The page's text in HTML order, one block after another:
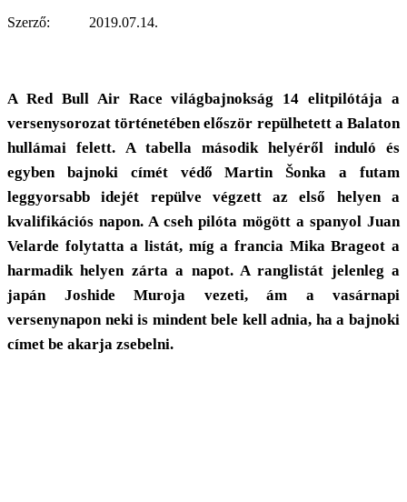
Szerző: 2019.07.14.
A Red Bull Air Race világbajnokság 14 elitpilótája a
versenysorozat történetében először repülhetett a Balaton
hullámai felett. A tabella második helyéről induló és
egyben bajnoki címét védő Martin Šonka a futam
leggyorsabb idejét repülve végzett az első helyen a
kvalifikációs napon. A cseh pilóta mögött a spanyol Juan
Velarde folytatta a listát, míg a francia Mika Brageot a
harmadik helyen zárta a napot. A ranglistát jelenleg a
japán Joshide Muroja vezeti, ám a vasárnapi
versenynapon neki is mindent bele kell adnia, ha a bajnoki
címet be akarja zsebelni.